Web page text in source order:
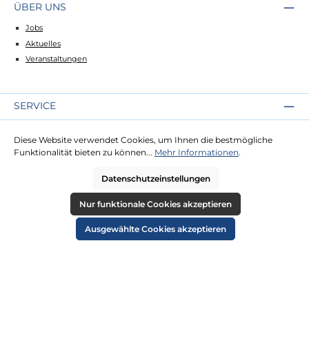
ÜBER UNS
Jobs
Aktuelles
Veranstaltungen
SERVICE
Lieferung
Zahlung
RECHTLICHES
Diese Website verwendet Cookies, um Ihnen die bestmögliche
Funktionalität bieten zu können... Mehr Informationen.
Datenschutzeinstellungen
Nur funktionale Cookies akzeptieren
Ausgewählte Cookies akzeptieren